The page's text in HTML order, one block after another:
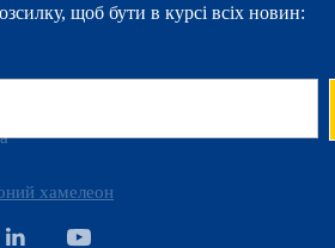
щоб бути в курсі всіх новин:
хамелеон